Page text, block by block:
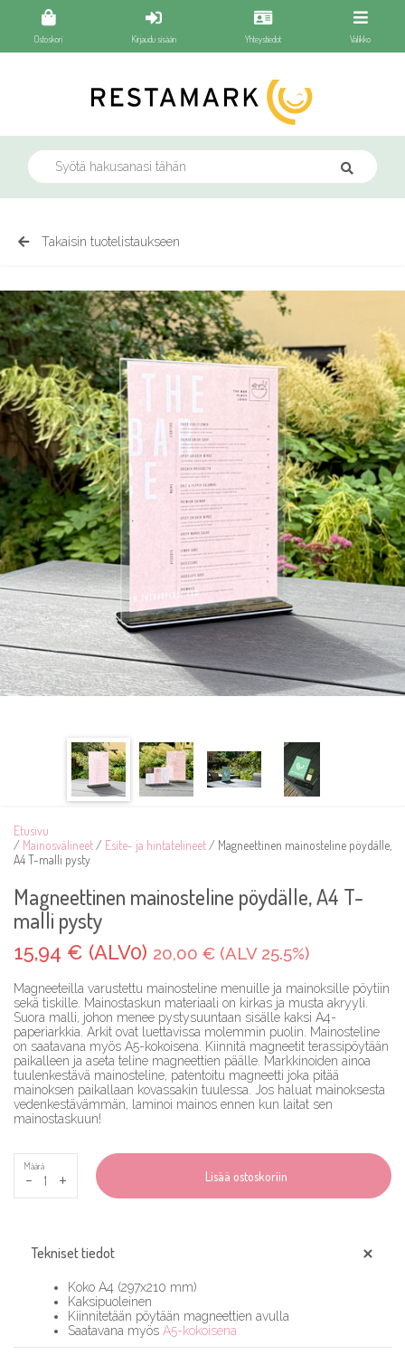
Takaisin tuotelistaukseen
Etusivu
/ Mainosvälineet / Esite- ja hintatelineet / Magneettinen mainosteline pöydälle,
A4 T-malli pysty
Magneettinen mainosteline pöydälle, A4 T-
malli pysty
15,94 € (ALV0) 20,00 € (ALV 25.5%)
Magneeteilla varustettu mainosteline menuille ja mainoksille pöytiin
sekä tiskille. Mainostaskun materiaali on kirkas ja musta akryyli.
Suora malli, johon menee pystysuuntaan sisälle kaksi A4-
paperiarkkia. Arkit ovat luettavissa molemmin puolin. Mainosteline
on saatavana myös A5-kokoisena. Kiinnitä magneetit terassipöytään
paikalleen ja aseta teline magneettien päälle. Markkinoiden ainoa
tuulenkestävä mainosteline, patentoitu magneetti joka pitää
mainoksen paikallaan kovassakin tuulessa. Jos haluat mainoksesta
vedenkestävämmän, laminoi mainos ennen kun laitat sen
mainostaskuun!
Määrä
- + Lisää ostoskoriin
Tekniset tiedot
Koko A4 (297x210 mm)
Kaksipuoleinen
Kiinnitetään pöytään magneettien avulla
Saatavana myös A5-kokoisena
Ostoskori Kirjaudu sisään Yhteystiedot Valikko